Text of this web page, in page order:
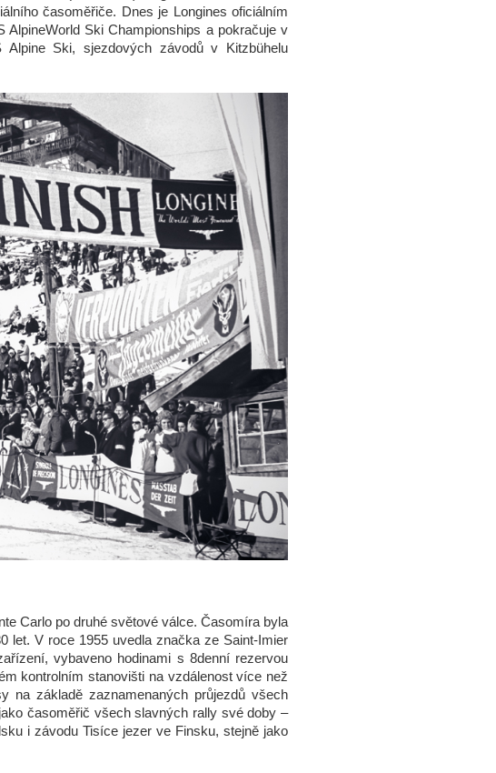
časoměřiče. Dnes je Longines oficiálním
Ski Championships a pokračuje v
Ski, sjezdových závodů v Kitzbühelu
Carlo po druhé světové válce. Časomíra byla
let. V roce 1955 uvedla značka ze Saint-Imier
vybaveno hodinami s 8denní rezervou
kontrolním stanovišti na vzdálenost více než
na základě zaznamenaných průjezdů všech
časoměřič všech slavných rally své doby –
i závodu Tisíce jezer ve Finsku, stejně jako